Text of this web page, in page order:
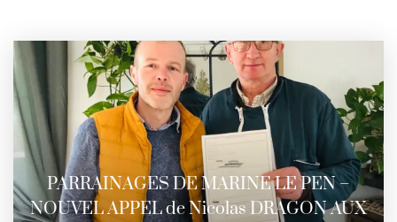
PARRAINAGES DE MARINE LE PEN –
NOUVEL APPEL de Nicolas DRAGON AUX